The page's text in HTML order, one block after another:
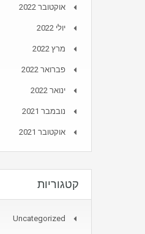
אוקטובר 2022
יולי 2022
מרץ 2022
פברואר 2022
ינואר 2022
נובמבר 2021
אוקטובר 2021
קטגוריות
Uncategorized